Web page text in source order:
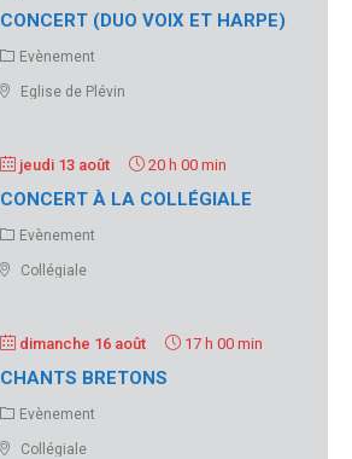
CONCERT (DUO VOIX ET HARPE)
Eglise de Plévin
Evènement
jeudi 13 août 20 h 00 min
CONCERT À LA COLLÉGIALE
Collégiale
Evènement
dimanche 16 août 17 h 00 min
CHANTS BRETONS
Collégiale
Evènement